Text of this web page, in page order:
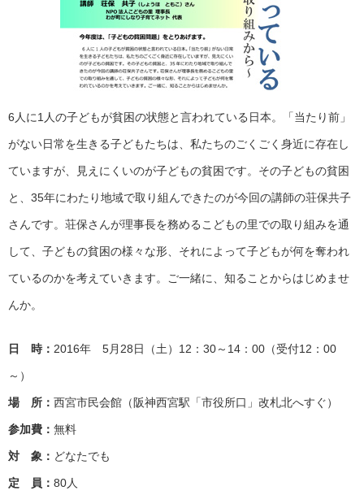
6人に1人の子どもが貧困の状態と言われている日本。「当たり前」
がない日常を生きる子どもたちは、私たちのごくごく身近に存在し
ていますが、見えにくいのが子どもの貧困です。その子どもの貧困
と、35年にわたり地域で取り組んできたのが今回の講師の荘保共子
さんです。荘保さんが理事長を務めるこどもの里での取り組みを通
して、子どもの貧困の様々な形、それによって子どもが何を奪われ
ているのかを考えていきます。ご一緒に、知ることからはじめませ
んか。
日 時： 2016年 5月28日（土）12：30～14：00（受付12：00
～）
場 所： 西宮市民会館（阪神西宮駅「市役所口」改札北へすぐ）
参加費： 無料
対 象： どなたでも
定 員： 80人